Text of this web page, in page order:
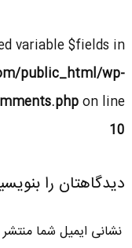
variable $fields in
public_html/wp-
on line
10
دیدگاهتان را
نشانی ایمیل شما